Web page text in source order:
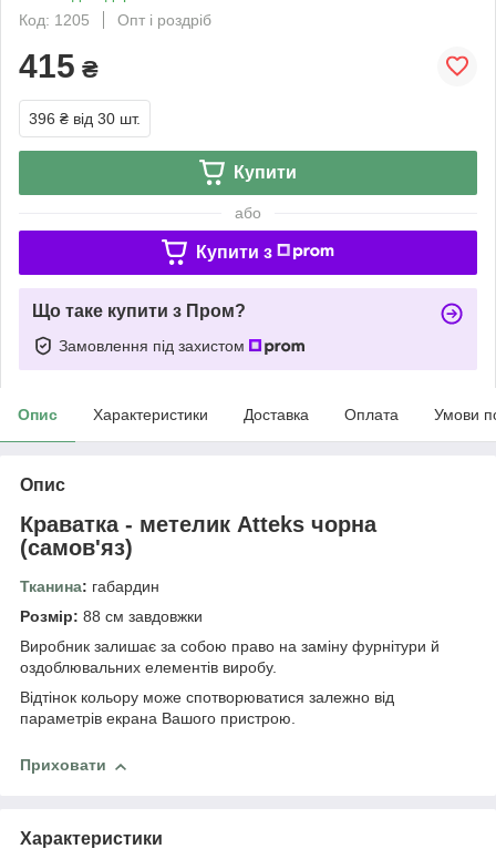
Код: 1205
Опт і роздріб
415 ₴
396 ₴ від 30 шт.
Купити
або
Купити з
Що таке купити з Пром?
Замовлення під захистом
Опис Характеристики Доставка Оплата Умови
Опис
Краватка - метелик Atteks чорна
(самов'яз)
Тканина: габардин
Розмір: 88 см завдовжки
Виробник залишає за собою право на заміну фурнітури й
оздоблювальних елементів виробу.
Відтінок кольору може спотворюватися залежно від
параметрів екрана Вашого пристрою.
Приховати
Характеристики